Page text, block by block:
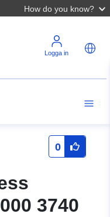
How do you know?
Logga in
0
3740